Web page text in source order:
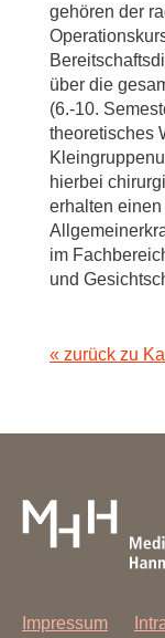
gehören der
über die
(6.-10.
theoretisches
hierbei
erhalten
im
und
« zurück zu
Impressum